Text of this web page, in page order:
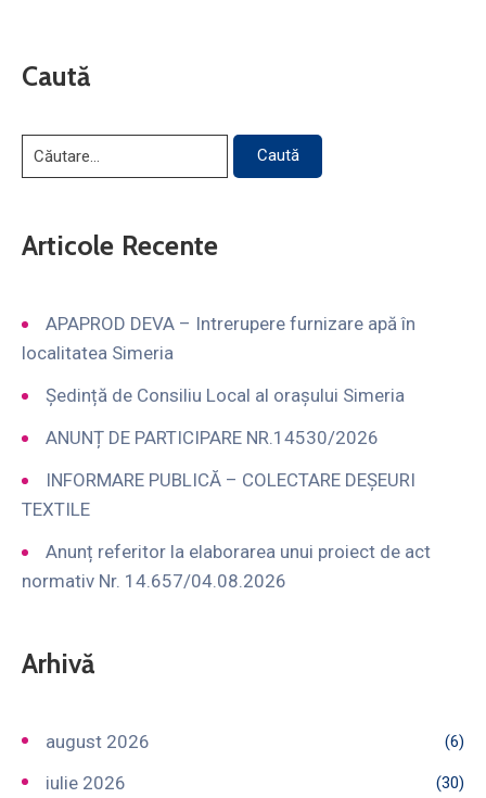
Caută
Articole Recente
APAPROD DEVA – Intrerupere furnizare apă în
localitatea Simeria
Ședință de Consiliu Local al orașului Simeria
ANUNȚ DE PARTICIPARE NR.14530/2026
INFORMARE PUBLICĂ – COLECTARE DEȘEURI
TEXTILE
Anunț referitor la elaborarea unui proiect de act
normativ Nr. 14.657/04.08.2026
Arhivă
august 2026 (6)
iulie 2026 (30)